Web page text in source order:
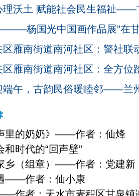
理沃土 赋能社会民生福祉——
杨国光中国画作品展”在
区雁南街道南河社区：警社联
区雁南街道南河社区：全方位
端午，古韵民俗暖睦邻——兰
里的奶奶》——作者：仙烽
和时代的“回声壁”
乡（组章）——作者：党建新
——作者：仙小康